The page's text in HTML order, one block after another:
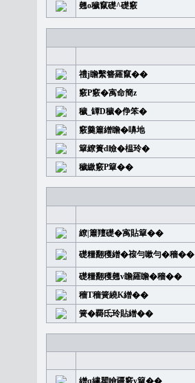
翹o穢竄礎^礎竅
禮j瞻繫簪羅竄��
竅P竅�㝢命簡z
穢_罈D穢�鿇笨�
竅羹簫繒瞻�嚊地
簞繚簣d瞼�榅玲�
穢繳竅P簞��
繚|簫羶礎�㝢貼簞��
礎糧翻穫繒�䙛勻嗽勻�穡��
礎糧翻穫翹v瞻羅瞻�穡��
穡T穡簧繞K繒��
簧�覉氐玲貼繒��
繒q繡瞿瞼疆竅y簞��